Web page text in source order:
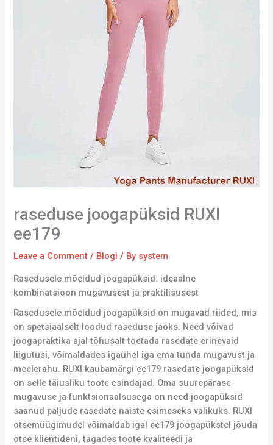
raseduse joogapüksid RUXI
ee179
Leave a Comment / Blogi / By system
Rasedusele mõeldud joogapüksid: ideaalne
kombinatsioon mugavusest ja praktilisusest
Rasedusele mõeldud joogapüksid on mugavad riided, mis
on spetsiaalselt loodud raseduse jaoks. Need võivad
joogapraktika ajal tõhusalt toetada rasedate erinevaid
liigutusi, võimaldades igaühel iga ema tunda mugavust ja
meelerahu. RUXI kaubamärgi ee179 rasedate joogapüksid
on selle täiusliku toote esindajad. Oma suurepärase
mugavuse ja funktsionaalsusega on need joogapüksid
saanud paljude rasedate naiste esimeseks valikuks. RUXI
otsemüügimudel võimaldab igal ee179 joogapükstel jõuda
otse klientideni, tagades toote kvaliteedi ja